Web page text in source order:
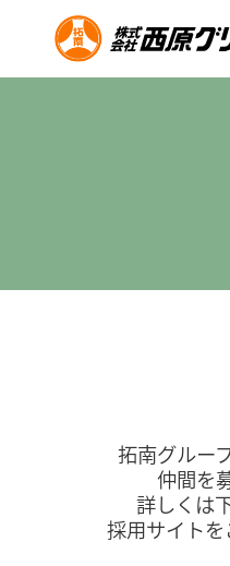
拓南グルー
仲間を
詳しくは
採用サイトを